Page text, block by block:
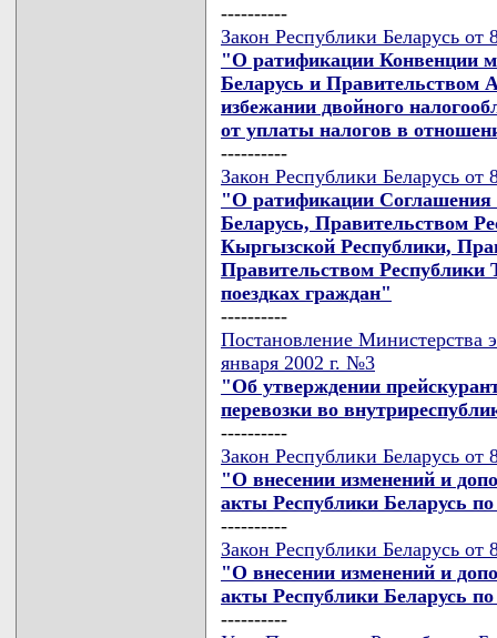
----------
Закон Республики Беларусь от
"О ратификации Конвенции
Беларусь и Правительством
избежании двойного
от уплаты налогов в
----------
Закон Республики Беларусь от
"О ратификации Соглашения
Беларусь, Правительством
Кыргызской Республики,
Правительством Республики
поездках граждан"
----------
Постановление Министерства
января 2002 г. №3
"Об утверждении
перевозки во
----------
Закон Республики Беларусь от
"О внесении изменений и
акты Республики Беларусь
----------
Закон Республики Беларусь от
"О внесении изменений и
акты Республики Беларусь
----------